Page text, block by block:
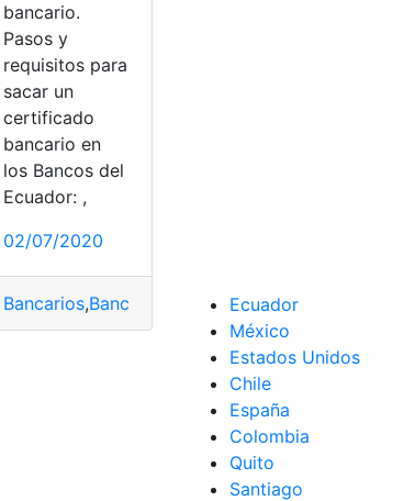
saber
Simulador
bancario.
Pasos y
requisitos para
sacar un
certificado
bancario en
los Bancos del
Ecuador: ,
02/07/2020
Bancarios,Banco del Pacífico,Banco Pichincha
Ecuador
México
Estados Unidos
Chile
España
Colombia
Quito
Santiago